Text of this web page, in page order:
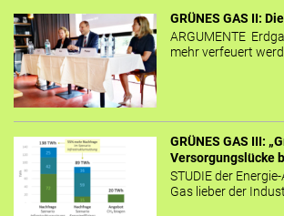
GRÜNES GAS II:
ARGUMENTE
mehr verfeuert
GRÜNES GAS III:
Versorgungslücke
STUDIE der
Gas lieber der